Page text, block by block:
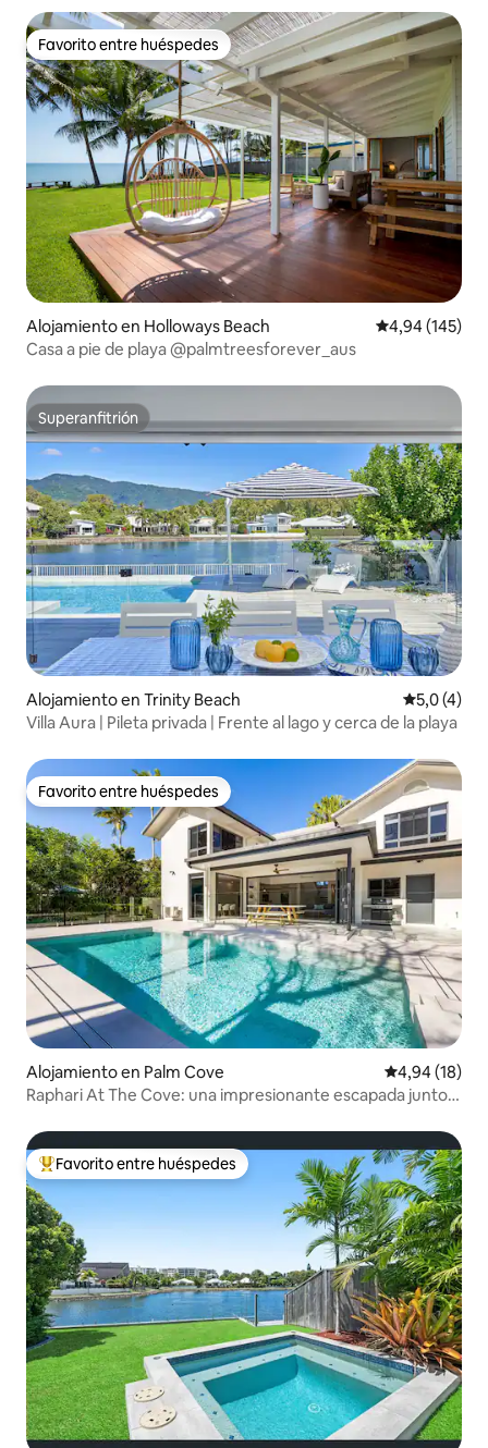
Favorito entre huéspedes
Favorito entre huéspedes
Alojamiento en Holloways Beach Calificación
4,94 (145)
Casa a pie de playa @palmtreesforever_aus
Superanfitrión
Superanfitrión
Alojamiento en Trinity Beach
5,0 (4)
Villa Aura | Pileta privada | Frente al lago y cerca de la playa
Favorito entre huéspedes
Favorito entre huéspedes
Alojamiento en Palm Cove Calificación
4,94 (18)
Raphari At The Cove: una impresionante escapada junto a
Favorito entre los huéspedes más destacados
Favorito entre huéspedes